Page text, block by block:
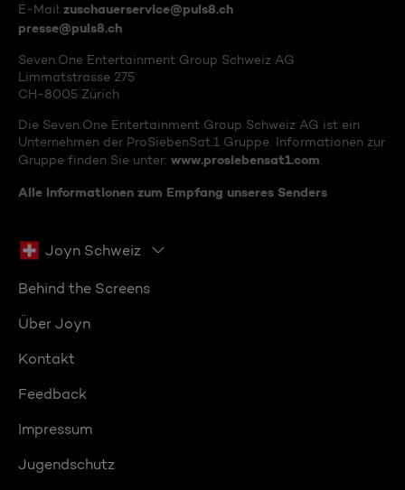
E-Mail:zuschauerservice@puls8.ch
presse@puls8.ch
Seven.One Entertainment Group Schweiz AG
Limmatstrasse 275
CH-8005 Zürich
Die Seven.One Entertainment Group Schweiz AG ist ein
Unternehmen der ProSiebenSat.1 Gruppe. Informationen zur
Gruppe finden Sie unter: www.prosiebensat1.com
Alle Informationen zum Empfang unseres Senders
Joyn Schweiz
Behind the Screens
Über Joyn
Kontakt
Feedback
Impressum
Jugendschutz